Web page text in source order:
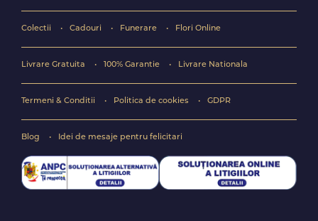
Colectii Cadouri Funerare Flori Online
Livrare Gratuita 100% Garantie Livrare Nationala
Termeni & Conditii Politica de cookies GDPR
Blog Idei de mesaje pentru felicitari